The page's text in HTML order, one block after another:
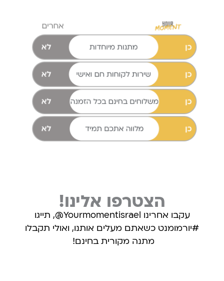
הצטרפו אלינו!
עקבו אחרינו Yourmomentisrael@, תייגו
#יורמומנט כשאתם מעלים אותנו, ואולי תקבלו
מתנה מקורית בחינם!